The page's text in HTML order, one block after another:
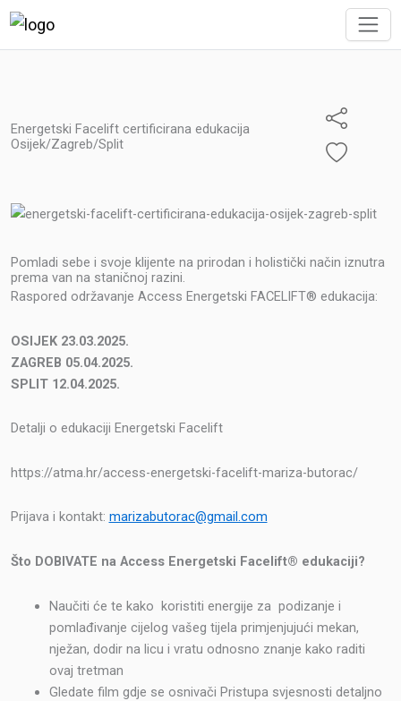
Energetski Facelift certificirana edukacija
Osijek/Zagreb/Split
Pomladi sebe i svoje klijente na prirodan i holistički način iznutra
prema van na staničnoj razini.
Raspored održavanje Access Energetski FACELIFT® edukacija:
OSIJEK 23.03.2025.
ZAGREB 05.04.2025.
SPLIT 12.04.2025.
Detalji o edukaciji Energetski Facelift
https://atma.hr/access-energetski-facelift-mariza-butorac/
Prijava i kontakt: marizabutorac@gmail.com
Što DOBIVATE na Access Energetski Facelift® edukaciji?
Naučiti će te kako koristiti energije za podizanje i
pomlađivanje cijelog vašeg tijela primjenjujući mekan,
nježan, dodir na licu i vratu odnosno znanje kako raditi
ovaj tretman
Gledate film gdje se osnivači Pristupa svjesnosti detaljno